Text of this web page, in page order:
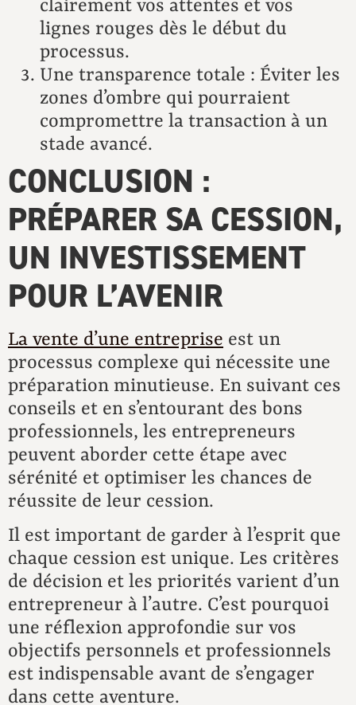
clairement vos attentes et vos
lignes rouges dès le début du
processus.
Une transparence totale : Éviter les
zones d’ombre qui pourraient
compromettre la transaction à un
stade avancé.
CONCLUSION :
PRÉPARER SA CESSION,
UN INVESTISSEMENT
POUR L’AVENIR
La vente d’une entreprise est un
processus complexe qui nécessite une
préparation minutieuse. En suivant ces
conseils et en s’entourant des bons
professionnels, les entrepreneurs
peuvent aborder cette étape avec
sérénité et optimiser les chances de
réussite de leur cession.
Il est important de garder à l’esprit que
chaque cession est unique. Les critères
de décision et les priorités varient d’un
entrepreneur à l’autre. C’est pourquoi
une réflexion approfondie sur vos
objectifs personnels et professionnels
est indispensable avant de s’engager
dans cette aventure.